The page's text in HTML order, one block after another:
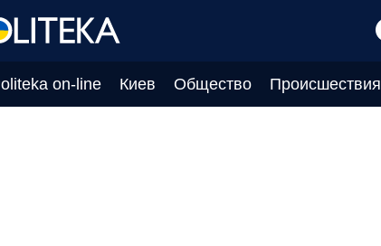
on-line Киев Общество Происшествия